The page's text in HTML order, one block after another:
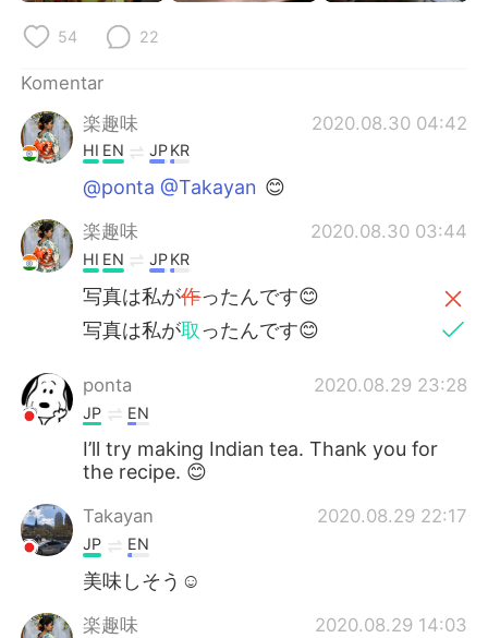
54 22
Komentar
楽趣味
2020.08.30 04:42
HI EN JPKR
@ponta @Takayan 😊
楽趣味 2020.08.30 03:44
HI EN JPKR
写真は私が作ったんです😊
写真は私が取ったんです😊
ponta 2020.08.29 23:28
JP EN
I’ll try making Indian tea. Thank you for
the recipe. 😊
Takayan 2020.08.29 22:17
JP EN
美味しそう☺️
楽趣味 2020.08.29 14:03